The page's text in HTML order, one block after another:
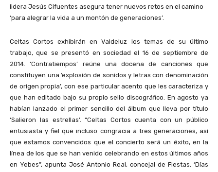
lidera Jesús Cifuentes asegura tener nuevos retos en el camino
‘para alegrar la vida a un montón de generaciones’.
Celtas Cortos exhibirán en Valdeluz los temas de su último
trabajo, que se presentó en sociedad el 16 de septiembre de
2014. ‘Contratiempos’ reúne una docena de canciones que
constituyen una ‘explosión de sonidos y letras con denominación
de origen propia’, con ese particular acento que les caracteriza y
que han editado bajo su propio sello discográfico. En agosto ya
habían lanzado el primer sencillo del álbum que lleva por título
‘Salieron las estrellas’. “Celtas Cortos cuenta con un público
entusiasta y fiel que incluso congracia a tres generaciones, así
que estamos convencidos que el concierto será un éxito, en la
línea de los que se han venido celebrando en estos últimos años
en Yebes”, apunta José Antonio Real, concejal de Fiestas. ‘Días